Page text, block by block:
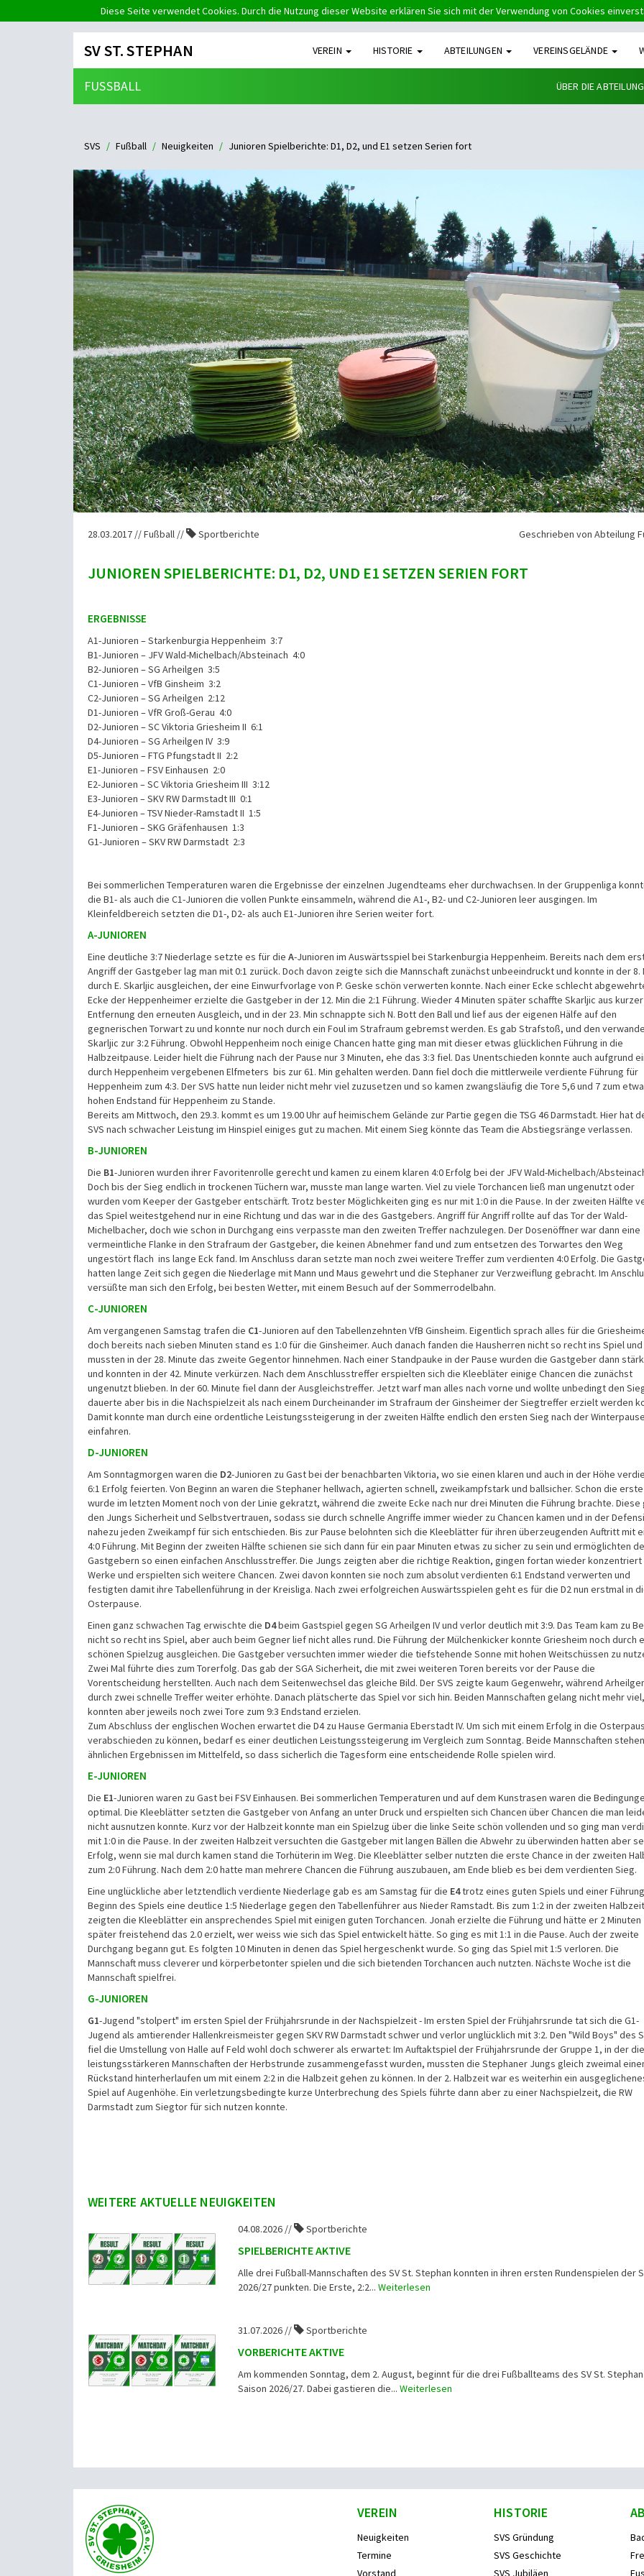
Diese Seite verwendet Cookies. Durch die Nutzung dieser Website erklären Sie sich mit der Verwendung von Cookies
SV ST. STEPHAN VEREIN HISTORIE ABTEILUNGEN VEREINSGELÄNDE
FUSSBALL ÜBER DIE ABTEILUNG
SVS Fußball Neuigkeiten Junioren Spielberichte: D1, D2, und E1 setzen Serien fort
28.03.2017 // Fußball // Sportberichte Geschrieben von Abteilung
JUNIOREN SPIELBERICHTE: D1, D2, UND E1 SETZEN SERIEN FORT
ERGEBNISSE
A1-Junioren – Starkenburgia Heppenheim 3:7
B1-Junioren – JFV Wald-Michelbach/Absteinach 4:0
B2-Junioren – SG Arheilgen 3:5
C1-Junioren – VfB Ginsheim 3:2
C2-Junioren – SG Arheilgen 2:12
D1-Junioren – VfR Groß-Gerau 4:0
D2-Junioren – SC Viktoria Griesheim II 6:1
D4-Junioren – SG Arheilgen IV 3:9
D5-Junioren – FTG Pfungstadt II 2:2
E1-Junioren – FSV Einhausen 2:0
E2-Junioren – SC Viktoria Griesheim III 3:12
E3-Junioren – SKV RW Darmstadt III 0:1
E4-Junioren – TSV Nieder-Ramstadt II 1:5
F1-Junioren – SKG Gräfenhausen 1:3
G1-Junioren – SKV RW Darmstadt 2:3
Bei sommerlichen Temperaturen waren die Ergebnisse der einzelnen Jugendteams eher durchwachsen. In der Gruppenliga
die B1- als auch die C1-Junioren die vollen Punkte einsammeln, während die A1-, B2- und C2-Junioren leer ausgingen. Im
Kleinfeldbereich setzten die D1-, D2- als auch E1-Junioren ihre Serien weiter fort.
A-JUNIOREN
Eine deutliche 3:7 Niederlage setzte es für die A-Junioren im Auswärtsspiel bei Starkenburgia Heppenheim. Bereits nach dem
Angriff der Gastgeber lag man mit 0:1 zurück. Doch davon zeigte sich die Mannschaft zunächst unbeeindruckt und konnte in der 8.
durch E. Skarljic ausgleichen, der eine Einwurfvorlage von P. Geske schön verwerten konnte. Nach einer Ecke schlecht
Ecke der Heppenheimer erzielte die Gastgeber in der 12. Min die 2:1 Führung. Wieder 4 Minuten später schaffte Skarljic aus kurzer
Entfernung den erneuten Ausgleich, und in der 23. Min schnappte sich N. Bott den Ball und lief aus der eigenen Hälfe auf den
gegnerischen Torwart zu und konnte nur noch durch ein Foul im Strafraum gebremst werden. Es gab Strafstoß, und den
Skarljic zur 3:2 Führung. Obwohl Heppenheim noch einige Chancen hatte ging man mit dieser etwas glücklichen Führung in die
Halbzeitpause. Leider hielt die Führung nach der Pause nur 3 Minuten, ehe das 3:3 fiel. Das Unentschieden konnte auch aufgrund
durch Heppenheim vergebenen Elfmeters bis zur 61. Min gehalten werden. Dann fiel doch die mittlerweile verdiente Führung für
Heppenheim zum 4:3. Der SVS hatte nun leider nicht mehr viel zuzusetzen und so kamen zwangsläufig die Tore 5,6 und 7 zum
hohen Endstand für Heppenheim zu Stande.
Bereits am Mittwoch, den 29.3. kommt es um 19.00 Uhr auf heimischem Gelände zur Partie gegen die TSG 46 Darmstadt. Hier hat
SVS nach schwacher Leistung im Hinspiel einiges gut zu machen. Mit einem Sieg könnte das Team die Abstiegsränge verlassen.
B-JUNIOREN
Die B1-Junioren wurden ihrer Favoritenrolle gerecht und kamen zu einem klaren 4:0 Erfolg bei der JFV Wald-Michelbach/
Doch bis der Sieg endlich in trockenen Tüchern war, musste man lange warten. Viel zu viele Torchancen ließ man ungenutzt oder
wurden vom Keeper der Gastgeber entschärft. Trotz bester Möglichkeiten ging es nur mit 1:0 in die Pause. In der zweiten Hälfte
das Spiel weitestgehend nur in eine Richtung und das war in die des Gastgebers. Angriff für Angriff rollte auf das Tor der Wald-
Michelbacher, doch wie schon in Durchgang eins verpasste man den zweiten Treffer nachzulegen. Der Dosenöffner war dann eine
vermeintliche Flanke in den Strafraum der Gastgeber, die keinen Abnehmer fand und zum entsetzen des Torwartes den Weg
ungestört flach ins lange Eck fand. Im Anschluss daran setzte man noch zwei weitere Treffer zum verdienten 4:0 Erfolg. Die
hatten lange Zeit sich gegen die Niederlage mit Mann und Maus gewehrt und die Stephaner zur Verzweiflung gebracht. Im
versüßte man sich den Erfolg, bei besten Wetter, mit einem Besuch auf der Sommerrodelbahn.
C-JUNIOREN
Am vergangenen Samstag trafen die C1-Junioren auf den Tabellenzehnten VfB Ginsheim. Eigentlich sprach alles für die
doch bereits nach sieben Minuten stand es 1:0 für die Ginsheimer. Auch danach fanden die Hausherren nicht so recht ins Spiel und
mussten in der 28. Minute das zweite Gegentor hinnehmen. Nach einer Standpauke in der Pause wurden die Gastgeber dann
und konnten in der 42. Minute verkürzen. Nach dem Anschlusstreffer erspielten sich die Kleebläter einige Chancen die zunächst
ungenutzt blieben. In der 60. Minute fiel dann der Ausgleichstreffer. Jetzt warf man alles nach vorne und wollte unbedingt den
dauerte aber bis in die Nachspielzeit als nach einem Durcheinander im Strafraum der Ginsheimer der Siegtreffer erzielt werden
Damit konnte man durch eine ordentliche Leistungssteigerung in der zweiten Hälfte endlich den ersten Sieg nach der Winterpause
einfahren.
D-JUNIOREN
Am Sonntagmorgen waren die D2-Junioren zu Gast bei der benachbarten Viktoria, wo sie einen klaren und auch in der Höhe
6:1 Erfolg feierten. Von Beginn an waren die Stephaner hellwach, agierten schnell, zweikampfstark und ballsicher. Schon die erste
wurde im letzten Moment noch von der Linie gekratzt, während die zweite Ecke nach nur drei Minuten die Führung brachte. Diese
den Jungs Sicherheit und Selbstvertrauen, sodass sie durch schnelle Angriffe immer wieder zu Chancen kamen und in der
nahezu jeden Zweikampf für sich entschieden. Bis zur Pause belohnten sich die Kleeblätter für ihren überzeugenden Auftritt mit
4:0 Führung. Mit Beginn der zweiten Hälfte schienen sie sich dann für ein paar Minuten etwas zu sicher zu sein und ermöglichten
Gastgebern so einen einfachen Anschlusstreffer. Die Jungs zeigten aber die richtige Reaktion, gingen fortan wieder konzentriert
Werke und erspielten sich weitere Chancen. Zwei davon konnten sie noch zum absolut verdienten 6:1 Endstand verwerten und
festigten damit ihre Tabellenführung in der Kreisliga. Nach zwei erfolgreichen Auswärtsspielen geht es für die D2 nun erstmal in
Osterpause.
Einen ganz schwachen Tag erwischte die D4beim Gastspiel gegen SG Arheilgen IV und verlor deutlich mit 3:9. Das Team kam zu
nicht so recht ins Spiel, aber auch beim Gegner lief nicht alles rund. Die Führung der Mülchenkicker konnte Griesheim noch durch
schönen Spielzug ausgleichen. Die Gastgeber versuchten immer wieder die tiefstehende Sonne mit hohen Weitschüssen zu
Zwei Mal führte dies zum Torerfolg. Das gab der SGA Sicherheit, die mit zwei weiteren Toren bereits vor der Pause die
Vorentscheidung herstellten. Auch nach dem Seitenwechsel das gleiche Bild. Der SVS zeigte kaum Gegenwehr, während
durch zwei schnelle Treffer weiter erhöhte. Danach plätscherte das Spiel vor sich hin. Beiden Mannschaften gelang nicht mehr viel,
konnten aber jeweils noch zwei Tore zum 9:3 Endstand erzielen.
Zum Abschluss der englischen Wochen erwartet die D4 zu Hause Germania Eberstadt IV. Um sich mit einem Erfolg in die
verabschieden zu können, bedarf es einer deutlichen Leistungssteigerung im Vergleich zum Sonntag. Beide Mannschaften
ähnlichen Ergebnissen im Mittelfeld, so dass sicherlich die Tagesform eine entscheidende Rolle spielen wird.
E-JUNIOREN
Die E1-Junioren waren zu Gast bei FSV Einhausen. Bei sommerlichen Temperaturen und auf dem Kunstrasen waren die
optimal. Die Kleeblätter setzten die Gastgeber von Anfang an unter Druck und erspielten sich Chancen über Chancen die man
nicht ausnutzen konnte. Kurz vor der Halbzeit konnte man ein Spielzug über die linke Seite schön vollenden und so ging man
mit 1:0 in die Pause. In der zweiten Halbzeit versuchten die Gastgeber mit langen Bällen die Abwehr zu überwinden hatten aber
Erfolg, wenn sie mal durch kamen stand die Torhüterin im Weg. Die Kleeblätter selber nutzten die erste Chance in der zweiten
zum 2:0 Führung. Nach dem 2:0 hatte man mehrere Chancen die Führung auszubauen, am Ende blieb es bei dem verdienten Sieg.
Eine unglückliche aber letztendlich verdiente Niederlage gab es am Samstag für die E4trotz eines guten Spiels und einer
Beginn des Spiels eine deutlice 1:5 Niederlage gegen den Tabellenführer aus Nieder Ramstadt. Bis zum 1:2 in der zweiten Halbzeit
zeigten die Kleeblätter ein ansprechendes Spiel mit einigen guten Torchancen. Jonah erzielte die Führung und hätte er 2 Minuten
später freistehend das 2.0 erzielt, wer weiss wie sich das Spiel entwickelt hätte. So ging es mit 1:1 in die Pause. Auch der zweite
Durchgang begann gut. Es folgten 10 Minuten in denen das Spiel hergeschenkt wurde. So ging das Spiel mit 1:5 verloren. Die
Mannschaft muss cleverer und körperbetonter spielen und die sich bietenden Torchancen auch nutzten. Nächste Woche ist die
Mannschaft spielfrei.
G-JUNIOREN
G1-Jugend "stolpert" im ersten Spiel der Frühjahrsrunde in der Nachspielzeit - Im ersten Spiel der Frühjahrsrunde tat sich die G1-
Jugend als amtierender Hallenkreismeister gegen SKV RW Darmstadt schwer und verlor unglücklich mit 3:2. Den "Wild Boys" des
fiel die Umstellung von Halle auf Feld wohl doch schwerer als erwartet: Im Auftaktspiel der Frühjahrsrunde der Gruppe 1, in der die
leistungsstärkeren Mannschaften der Herbstrunde zusammengefasst wurden, mussten die Stephaner Jungs gleich zweimal
Rückstand hinterherlaufen um mit einem 2:2 in die Halbzeit gehen zu können. In der 2. Halbzeit war es weiterhin ein
Spiel auf Augenhöhe. Ein verletzungsbedingte kurze Unterbrechung des Spiels führte dann aber zu einer Nachspielzeit, die RW
Darmstadt zum Siegtor für sich nutzen konnte.
WEITERE AKTUELLE NEUIGKEITEN
04.08.2026 // Sportberichte
SPIELBERICHTE AKTIVE
Alle drei Fußball-Mannschaften des SV St. Stephan konnten in ihren ersten Rundenspielen der
2026/27 punkten. Die Erste, 2:2...Weiterlesen
31.07.2026 // Sportberichte
VORBERICHTE AKTIVE
Am kommenden Sonntag, dem 2. August, beginnt für die drei Fußballteams des SV St.
Saison 2026/27. Dabei gastieren die...Weiterlesen
VEREIN
Neuigkeiten
Termine
Vorstand
HISTORIE
SVS Gründung
SVS Geschichte
SVS Jubiläen